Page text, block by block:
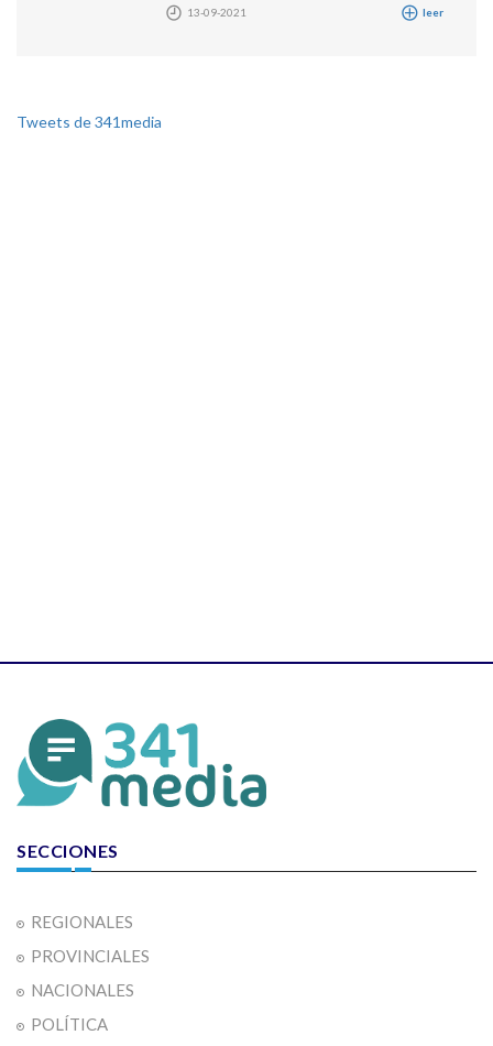
13-09-2021 leer
Tweets de 341media
SECCIONES
REGIONALES
PROVINCIALES
NACIONALES
POLÍTICA